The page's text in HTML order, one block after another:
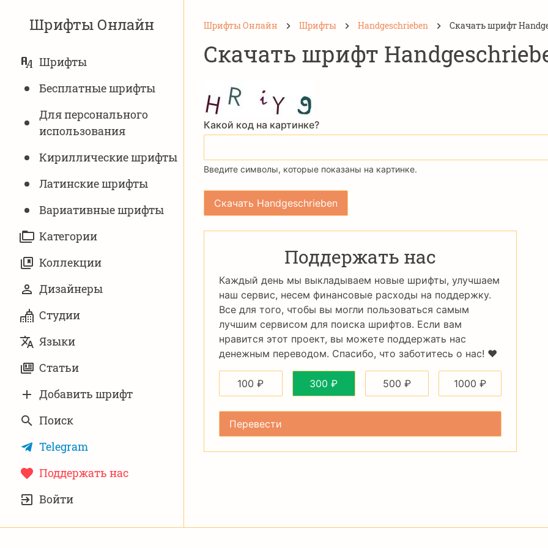
Шрифты Онлайн
НАВИГАЦИЯ
Шрифты
Бесплатные шрифты
Для персонального
использования
Кириллические шрифты
Латинские шрифты
Вариативныe шрифты
Категории
Коллекции
Дизайнеры
Студии
Языки
Статьи
Добавить шрифт
Поиск
Telegram
Поддержать нас
ЗАПИСЬ
Войти
Шрифты Онлайн Шрифты Handgeschrieben Скачать шрифт
Скачать шрифт
Какой код на картинке?
Введите символы, которые показаны на картинке.
Поддержать нас
Каждый день мы выкладываем новые шрифты, улучшаем
наш сервис, несем финансовые расходы на поддержку.
Все для того, чтобы вы могли пользоваться самым
лучшим сервисом для поиска шрифтов. Если вам
нравится этот проект, вы можете поддержать нас
денежным переводом. Спасибо, что заботитесь о нас! ❤️
100 ₽ 300 ₽ 500 ₽ 1000 ₽